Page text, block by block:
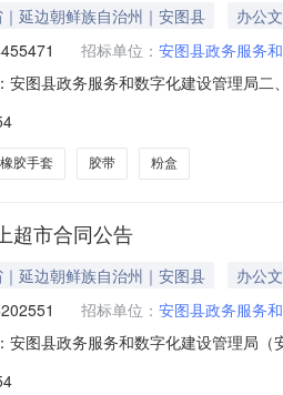
延边朝鲜族自治州｜安图县
办公
招标单位： 安图县政务服务
安图县政务服务和数字化建设管理局
个3.0028842海斯迪克海斯迪
胶手套 胶带 粉盒
超市合同公告
延边朝鲜族自治州｜安图县
办公
招标单位： 安图县政务服务
安图县政务服务和数字化建设管理局
(元)总价(元)1亚太森博拷贝可乐